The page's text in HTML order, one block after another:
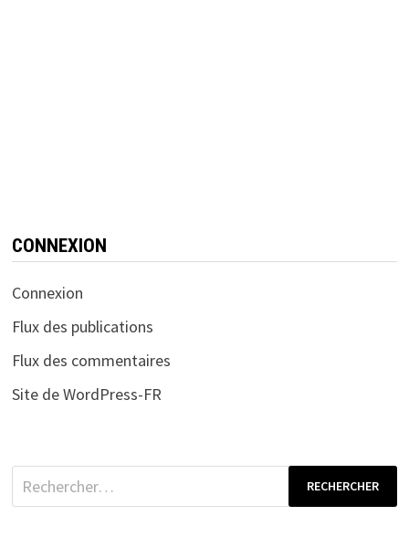
CONNEXION
Connexion
Flux des publications
Flux des commentaires
Site de WordPress-FR
Rechercher :